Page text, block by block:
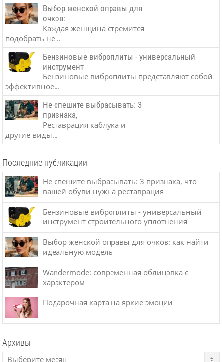
Выбор женской оправы для
очков:
Каждая женщина стремится
подобрать не...
Бензиновые виброплиты - универсальный
инструмент
Бензиновые виброплиты представляют собой
эффективное...
Не спешите выбрасывать: 3
признака,
Реставрация каблука и
другие виды...
Последние публикации
Не спешите выбрасывать: 3 признака, что
вашей обуви нужна реставрация
Бензиновые виброплиты - универсальный
инструмент строительного уплотнения
Выбор женской оправы для очков: как найти
идеальную модель
Wandermode: современная облицовка с
характером
Подарочная карта на яркие эмоции
Архивы